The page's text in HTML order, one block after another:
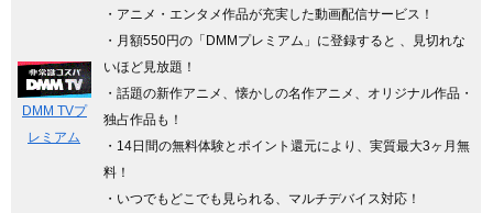
DMM TVプ
レミアム
・アニメ・エンタメ作品が充実した動画配信サービス！
・月額550円の「DMMプレミアム」に登録すると 、見切れな
いほど見放題！
・話題の新作アニメ、懐かしの名作アニメ、オリジナル作品・
独占作品も！
・14日間の無料体験とポイント還元により、実質最大3ヶ月無
料！
・いつでもどこでも見られる、マルチデバイス対応！